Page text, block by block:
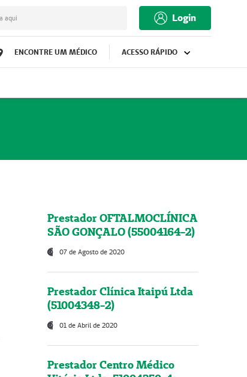
aqui Login
ENCONTRE UM MÉDICO ACESSO RÁPIDO
Prestador OFTALMOCLÍNICA
SÃO GONÇALO (55004164-2)
07 de Agosto de 2020
Prestador Clínica Itaipú Ltda
(51004348-2)
01 de Abril de 2020
Prestador Centro Médico